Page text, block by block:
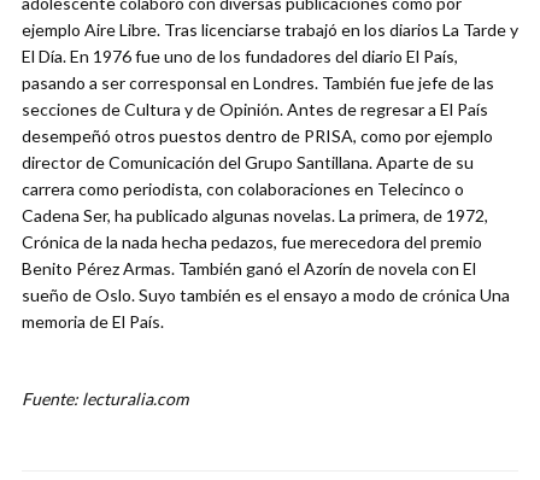
ejemplo Aire Libre. Tras licenciarse trabajó en los diarios La Tarde y
El Día. En 1976 fue uno de los fundadores del diario El País,
pasando a ser corresponsal en Londres. También fue jefe de las
secciones de Cultura y de Opinión. Antes de regresar a El País
desempeñó otros puestos dentro de PRISA, como por ejemplo
director de Comunicación del Grupo Santillana. Aparte de su
carrera como periodista, con colaboraciones en Telecinco o
Cadena Ser, ha publicado algunas novelas. La primera, de 1972,
Crónica de la nada hecha pedazos, fue merecedora del premio
Benito Pérez Armas. También ganó el Azorín de novela con El
sueño de Oslo. Suyo también es el ensayo a modo de crónica Una
memoria de El País.
Fuente: lecturalia.com